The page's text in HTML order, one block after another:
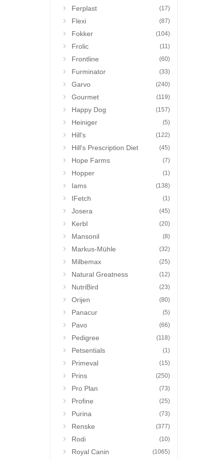
Ferplast (17)
Flexi (87)
Fokker (104)
Frolic (11)
Frontline (60)
Furminator (33)
Garvo (240)
Gourmet (119)
Happy Dog (157)
Heiniger (5)
Hill's (122)
Hill's Prescription Diet (45)
Hope Farms (7)
Hopper (1)
Iams (138)
IFetch (1)
Josera (45)
Kerbl (20)
Mansonil (8)
Markus-Mühle (32)
Milbemax (25)
Natural Greatness (12)
NutriBird (23)
Orijen (80)
Panacur (5)
Pavo (66)
Pedigree (118)
Petsentials (1)
Primeval (15)
Prins (250)
Pro Plan (73)
Profine (25)
Purina (73)
Renske (377)
Rodi (10)
Royal Canin (1065)